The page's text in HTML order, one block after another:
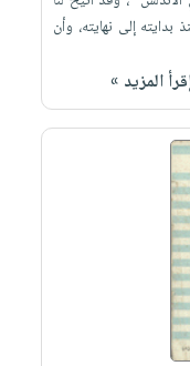
إلى نهايته، وأن
المزيد »